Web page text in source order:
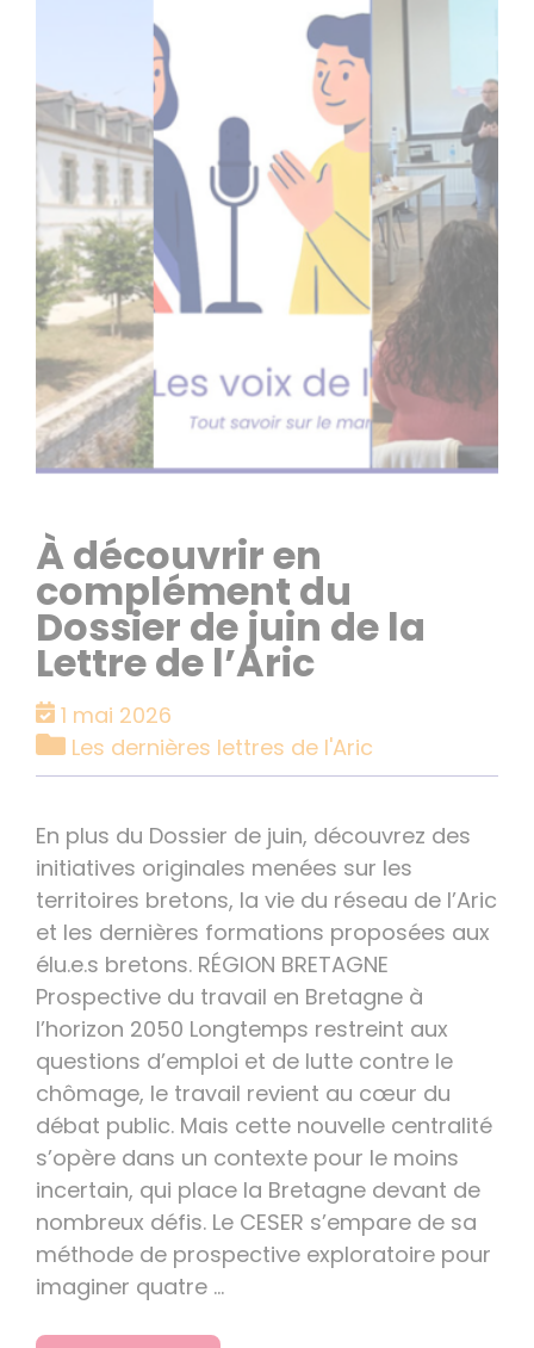
À découvrir en
complément du
Dossier de juin de la
Lettre de l’Aric
1 mai 2026
Catégories
Les dernières lettres de l'Aric
En plus du Dossier de juin, découvrez des
initiatives originales menées sur les
territoires bretons, la vie du réseau de l’Aric
et les dernières formations proposées aux
élu.e.s bretons. RÉGION BRETAGNE
Prospective du travail en Bretagne à
l’horizon 2050 Longtemps restreint aux
questions d’emploi et de lutte contre le
chômage, le travail revient au cœur du
débat public. Mais cette nouvelle centralité
s’opère dans un contexte pour le moins
incertain, qui place la Bretagne devant de
nombreux défis. Le CESER s’empare de sa
méthode de prospective exploratoire pour
imaginer quatre …